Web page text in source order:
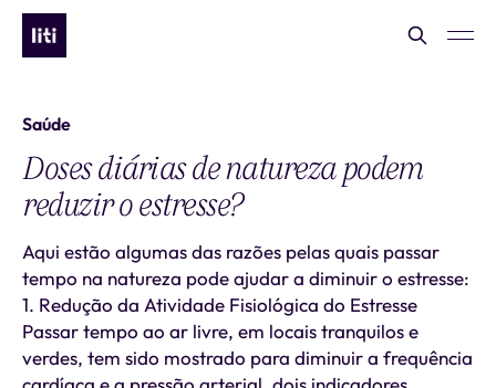
Saúde
Doses diárias de natureza podem
reduzir o estresse?
Aqui estão algumas das razões pelas quais passar
tempo na natureza pode ajudar a diminuir o estresse:
1. Redução da Atividade Fisiológica do Estresse
Passar tempo ao ar livre, em locais tranquilos e
verdes, tem sido mostrado para diminuir a frequência